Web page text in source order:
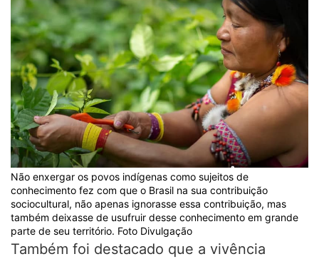
Não enxergar os povos indígenas como sujeitos de
conhecimento fez com que o Brasil na sua contribuição
sociocultural, não apenas ignorasse essa contribuição, mas
também deixasse de usufruir desse conhecimento em grande
parte de seu território. Foto Divulgação
Também foi destacado que a vivência